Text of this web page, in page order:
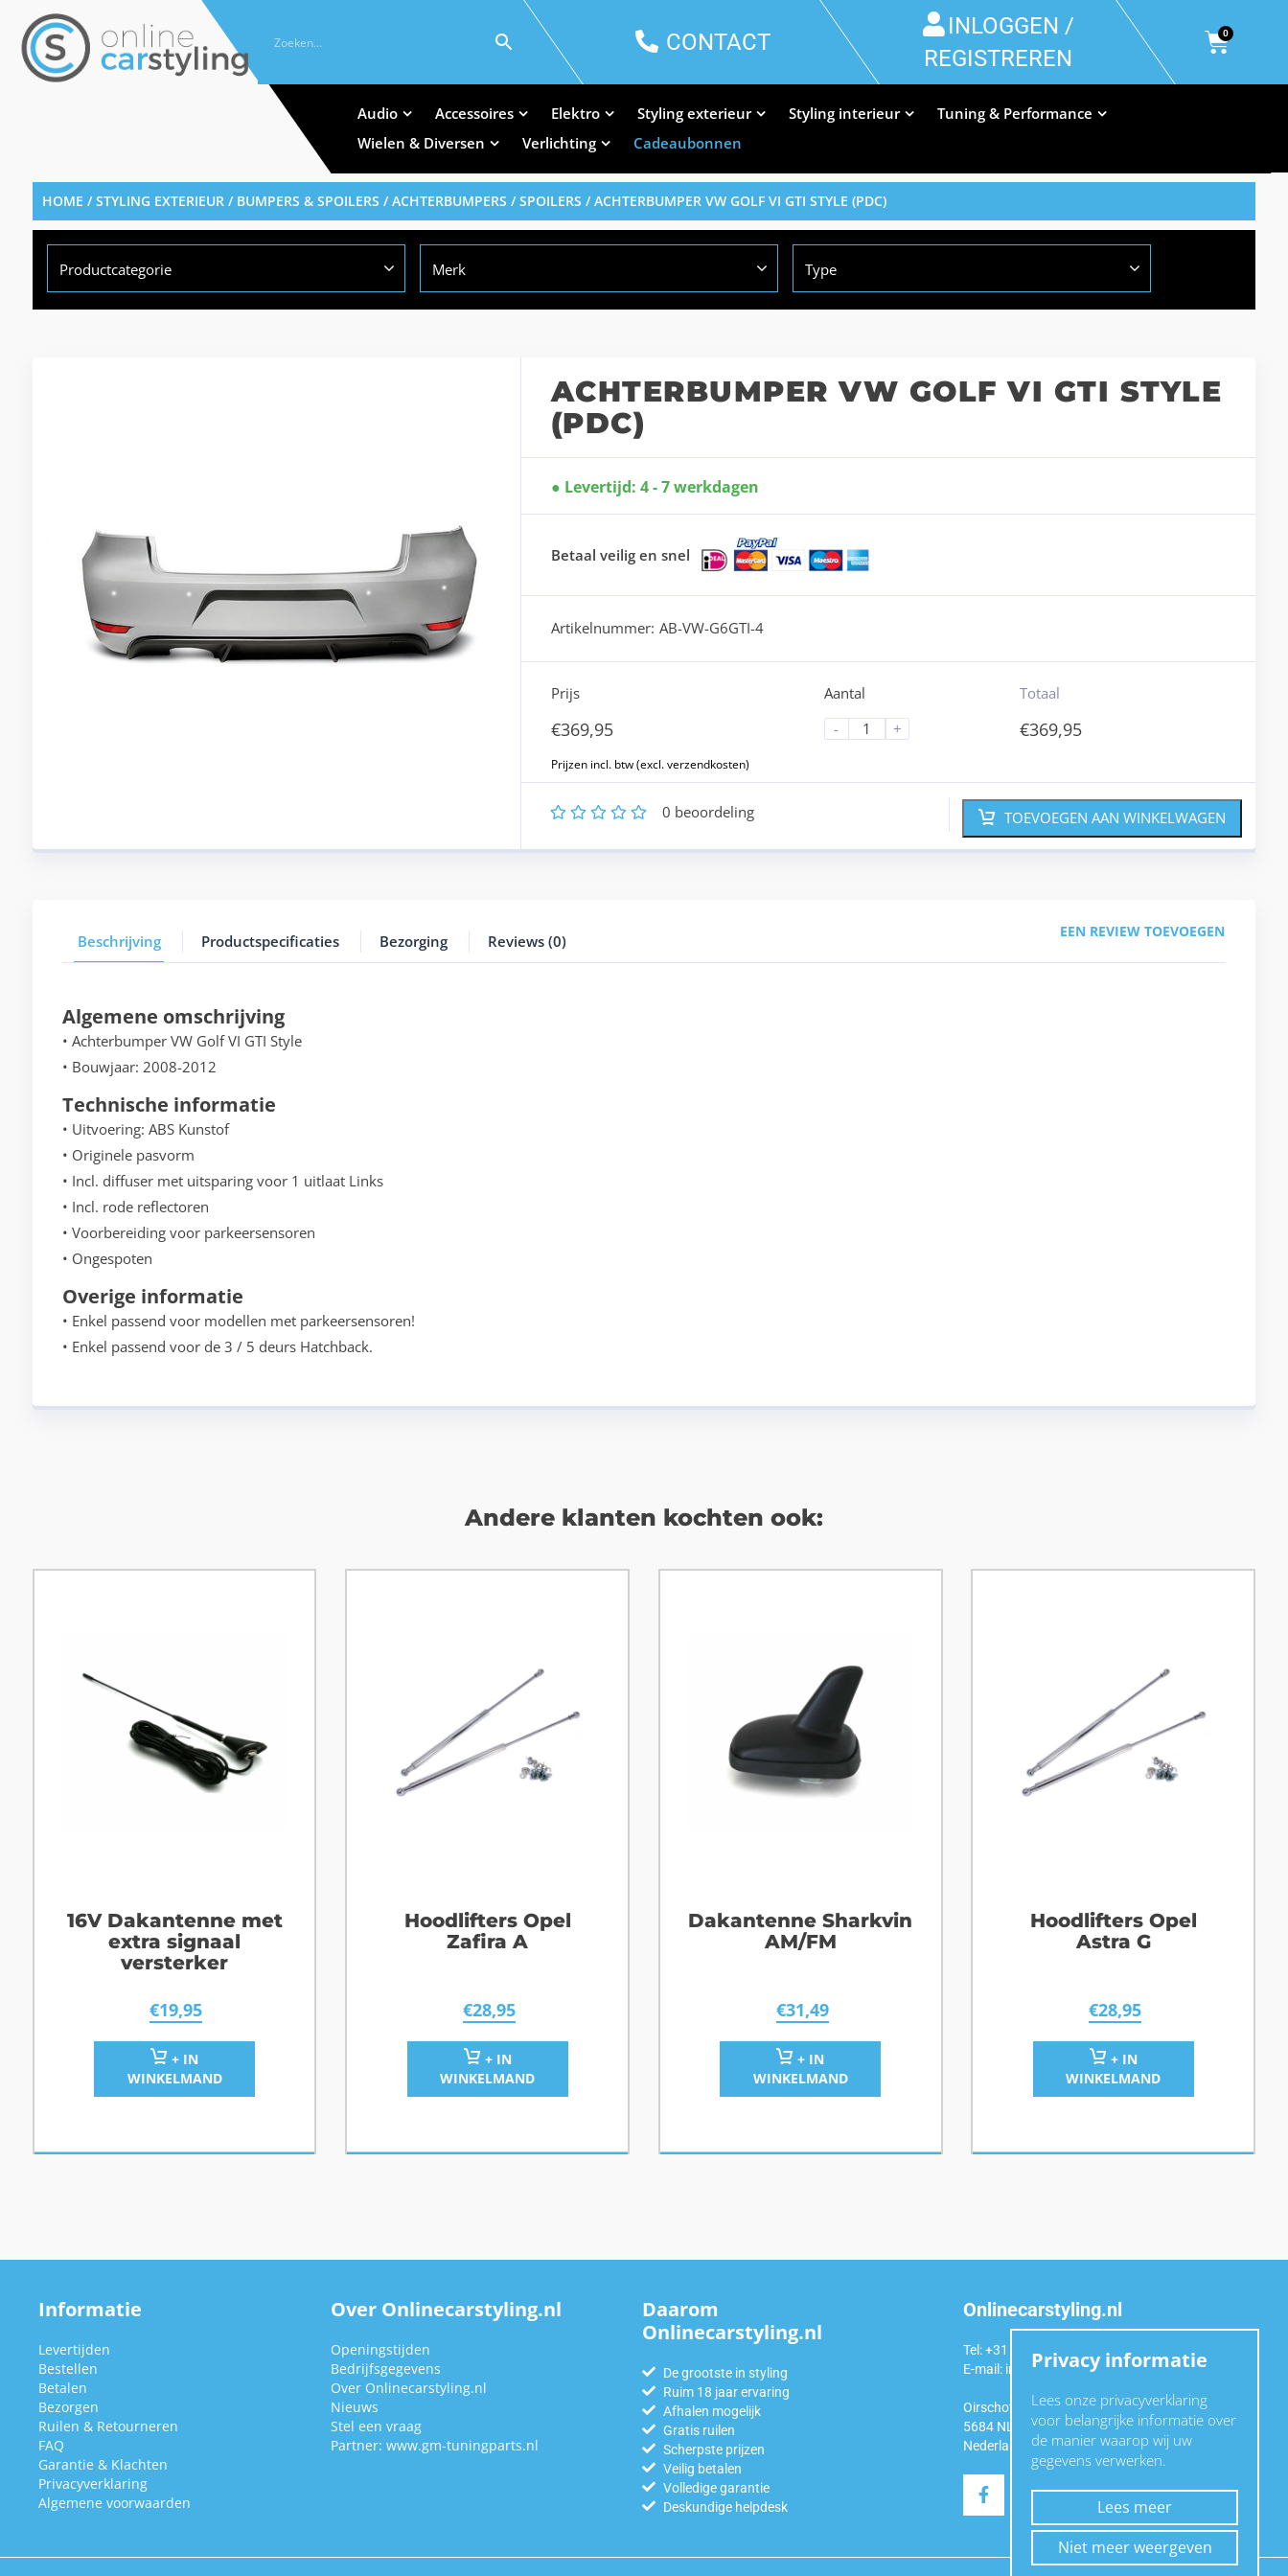
CONTACT
INLOGGEN /
REGISTREREN
0
Audio Accessoires Elektro Styling exterieur Styling interieur
Tuning & Performance
Wielen & Diversen
Verlichting Cadeaubonnen
HOME /STYLING EXTERIEUR/ BUMPERS & SPOILERS /ACHTERBUMPERS / SPOILERS / ACHTERBUMPER VW GOLF VI GTI STYLE (PDC)
Productcategorie Merk Type
ACHTERBUMPER VW GOLF VI GTI STYLE
(PDC)
Levertijd: 4 - 7 werkdagen
Betaal veilig en snel
Artikelnummer: AB-VW-G6GTI-4
Prijs
€369,95
Aantal
-
+
Totaal
€369,95
5
4
3
2 0 beoordeling TOEVOEGEN AAN WINKELWAGEN
Beschrijving Productspecificaties Bezorging Reviews (0)
EEN REVIEW TOEVOEGEN
Algemene omschrijving
• Achterbumper VW Golf VI GTI Style
• Bouwjaar: 2008-2012
Technische informatie
• Uitvoering: ABS Kunstof
• Originele pasvorm
• Incl. diffuser met uitsparing voor 1 uitlaat Links
• Incl. rode reflectoren
• Voorbereiding voor parkeersensoren
• Ongespoten
Overige informatie
• Enkel passend voor modellen met parkeersensoren!
• Enkel passend voor de 3 / 5 deurs Hatchback.
Andere klanten kochten ook:
16V Dakantenne met
extra signaal
versterker
€19,95
+ IN
WINKELMAND
Hoodlifters Opel
Zafira A
€28,95
+ IN
WINKELMAND
Dakantenne Sharkvin
AM/FM
€31,49
+ IN
WINKELMAND
Hoodlifters Opel
Astra G
€28,95
+ IN
WINKELMAND
Informatie
Levertijden
Bestellen
Betalen
Bezorgen
Ruilen & Retourneren
FAQ
Garantie & Klachten
Privacyverklaring
Algemene voorwaarden
Over Onlinecarstyling.nl
Openingstijden
Bedrijfsgegevens
Over Onlinecarstyling.nl
Nieuws
Stel een vraag
Partner: www.gm-tuningparts.nl
Daarom
Onlinecarstyling.nl
De grootste in styling
Ruim 18 jaar ervaring
Afhalen mogelijk
Gratis ruilen
Scherpste prijzen
Veilig betalen
Volledige garantie
Deskundige helpdesk
Onlinecarstyling.nl
Tel: +31 (0)6 54 98 49 99
E-mail: info@onlinecarstyling.nl
Oirschotseweg 92a
5684 NL Best
Nederland
Privacy informatie
Lees onze privacyverklaring
voor belangrijke informatie over
de manier waarop wij uw
gegevens verwerken.
Lees meer
Niet meer weergeven